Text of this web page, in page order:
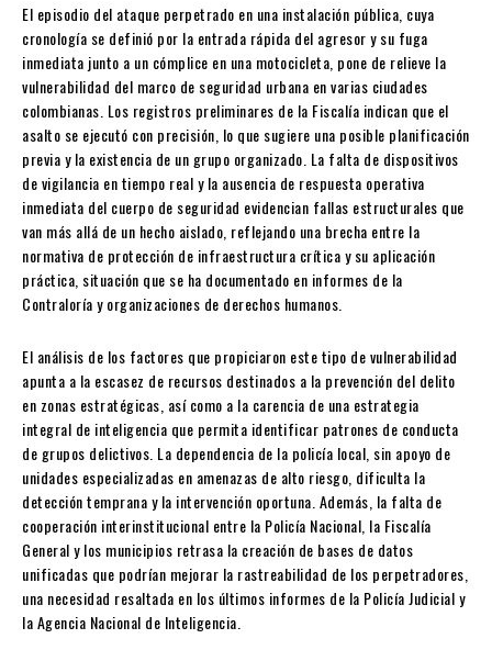
El episodio del ataque perpetrado en una instalación pública, cuya
cronología se definió por la entrada rápida del agresor y su fuga
inmediata junto a un cómplice en una motocicleta, pone de relieve la
vulnerabilidad del marco de seguridad urbana en varias ciudades
colombianas. Los registros preliminares de la Fiscalía indican que el
asalto se ejecutó con precisión, lo que sugiere una posible planificación
previa y la existencia de un grupo organizado. La falta de dispositivos
de vigilancia en tiempo real y la ausencia de respuesta operativa
inmediata del cuerpo de seguridad evidencian fallas estructurales que
van más allá de un hecho aislado, reflejando una brecha entre la
normativa de protección de infraestructura crítica y su aplicación
práctica, situación que se ha documentado en informes de la
Contraloría y organizaciones de derechos humanos.
El análisis de los factores que propiciaron este tipo de vulnerabilidad
apunta a la escasez de recursos destinados a la prevención del delito
en zonas estratégicas, así como a la carencia de una estrategia
integral de inteligencia que permita identificar patrones de conducta
de grupos delictivos. La dependencia de la policía local, sin apoyo de
unidades especializadas en amenazas de alto riesgo, dificulta la
detección temprana y la intervención oportuna. Además, la falta de
cooperación interinstitucional entre la Policía Nacional, la Fiscalía
General y los municipios retrasa la creación de bases de datos
unificadas que podrían mejorar la rastreabilidad de los perpetradores,
una necesidad resaltada en los últimos informes de la Policía Judicial y
la Agencia Nacional de Inteligencia.